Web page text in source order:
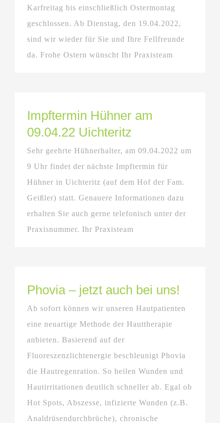
Karfreitag bis einschließlich Ostermontag
geschlossen. Ab Dienstag, den 19.04.2022,
sind wir wieder für Sie und Ihre Fellfreunde
da. Frohe Ostern wünscht Ihr Praxisteam
Impftermin Hühner am
09.04.22 Uichteritz
Sehr geehrte Hühnerhalter, am 09.04.2022 um
9 Uhr findet der nächste Impftermin für
Hühner in Uichteritz (auf dem Hof der Fam.
Geißler) statt. Genauere Informationen dazu
erhalten Sie auch gerne telefonisch unter der
Praxisnummer. Ihr Praxisteam
Phovia – jetzt auch bei uns!
Ab sofort können wir unseren Hautpatienten
eine neuartige Methode der Hauttherapie
anbieten. Basierend auf der
Fluoreszenzlichtenergie beschleunigt Phovia
die Hautregenration. So heilen Wunden und
Hautirritationen deutlich schneller ab. Egal ob
Hot Spots, Abszesse, infizierte Wunden (z.B.
Analdrüsendurchbrüche), chronische